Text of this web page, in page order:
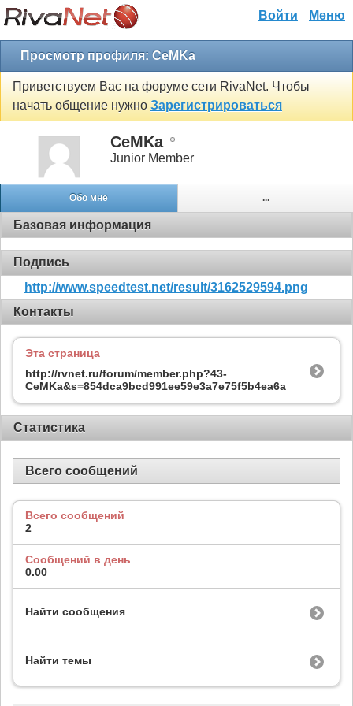
Войти Меню
Просмотр профиля: CeMKa
Приветствуем Вас на форуме сети RivaNet. Чтобы
начать общение нужно Зарегистрироваться
CeMKa
Junior Member
Обо мне ...
Базовая информация
Подпись
http://www.speedtest.net/result/3162529594.png
Контакты
Эта страница
http://rvnet.ru/forum/member.php?43-
CeMKa&s=854dca9bcd991ee59e3a7e75f5b4ea6a
Статистика
Всего сообщений
Всего сообщений
2
Сообщений в день
0.00
Найти сообщения
Найти темы